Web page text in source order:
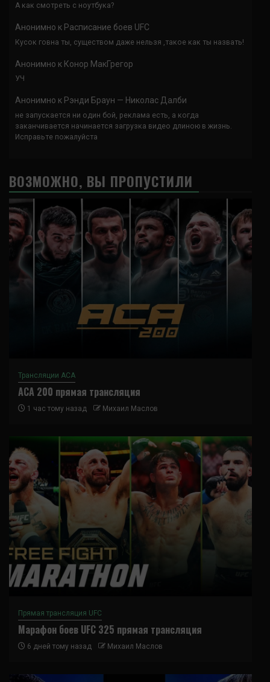
А как смотреть с ноутбука?
Анонимно к Расписание боев UFC
Кусок говна ты, существом даже нельзя ,такое как ты назвать!
Анонимно к Конор МакГрегор
УЧ
Анонимно к Рэнди Браун — Николас Далби
не запускается ни один бой, реклама есть, а когда
заканчивается начинается загрузка видео длиною в жизнь.
Исправьте пожалуйста
ВОЗМОЖНО, ВЫ ПРОПУСТИЛИ
Трансляции ACA
ACA 200 прямая трансляция
1 час тому назад Михаил Маслов
Прямая трансляция UFC
Марафон боев UFC 325 прямая трансляция
6 дней тому назад Михаил Маслов